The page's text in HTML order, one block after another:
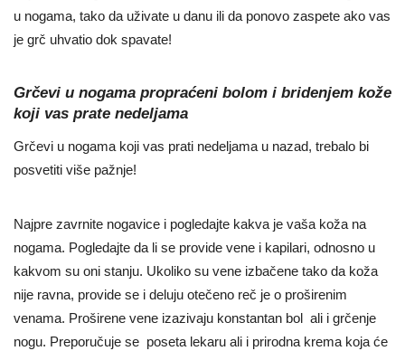
u nogama, tako da uživate u danu ili da ponovo zaspete ako vas
je grč uhvatio dok spavate!
Grčevi u nogama propraćeni bolom i bridenjem kože
koji vas prate nedeljama
Grčevi u nogama koji vas prati nedeljama u nazad, trebalo bi
posvetiti više pažnje!
Najpre zavrnite nogavice i pogledajte kakva je vaša koža na
nogama. Pogledajte da li se provide vene i kapilari, odnosno u
kakvom su oni stanju. Ukoliko su vene izbačene tako da koža
nije ravna, provide se i deluju otečeno reč je o proširenim
venama. Proširene vene izazivaju konstantan bol ali i grčenje
nogu. Preporučuje se poseta lekaru ali i prirodna krema koja će